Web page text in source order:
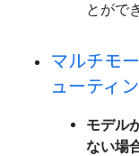
とがで
マルチモ
ューティ
モデル
ない場